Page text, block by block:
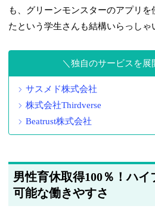
も、グリーンモンスターのアプリ
たという学生さんも結構いらっしゃ
独自のサービスを展
サスメド株式会社
株式会社Thirdverse
Beatrust株式会社
男性育休取得100％！ハイ
可能な働きやすさ